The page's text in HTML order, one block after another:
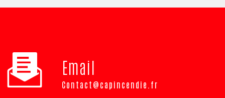
Email
contact@capincendie.fr